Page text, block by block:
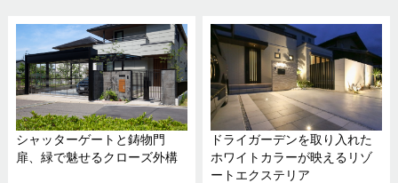
シャッターゲートと鋳物門
扉、緑で魅せるクローズ外構
ドライガーデンを取り入れた
ホワイトカラーが映えるリゾ
ートエクステリア